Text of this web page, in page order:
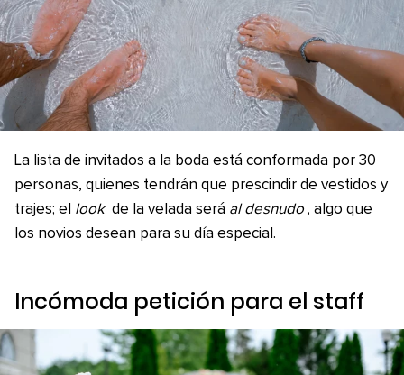
La lista de invitados a la boda está conformada por 30
personas, quienes tendrán que prescindir de vestidos y
trajes; el look de la velada será al desnudo , algo que
los novios desean para su día especial.
Incómoda petición para el staff